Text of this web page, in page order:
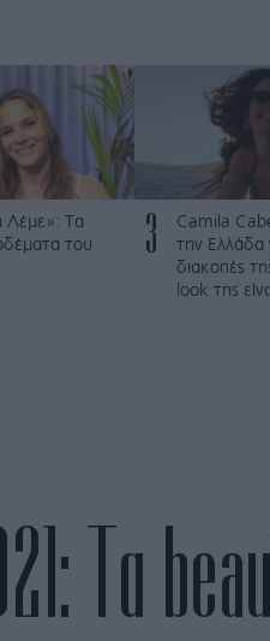
Λέμε»: Τα
του
3
Camila
την Ελλάδα
διακοπές
look της
Τα